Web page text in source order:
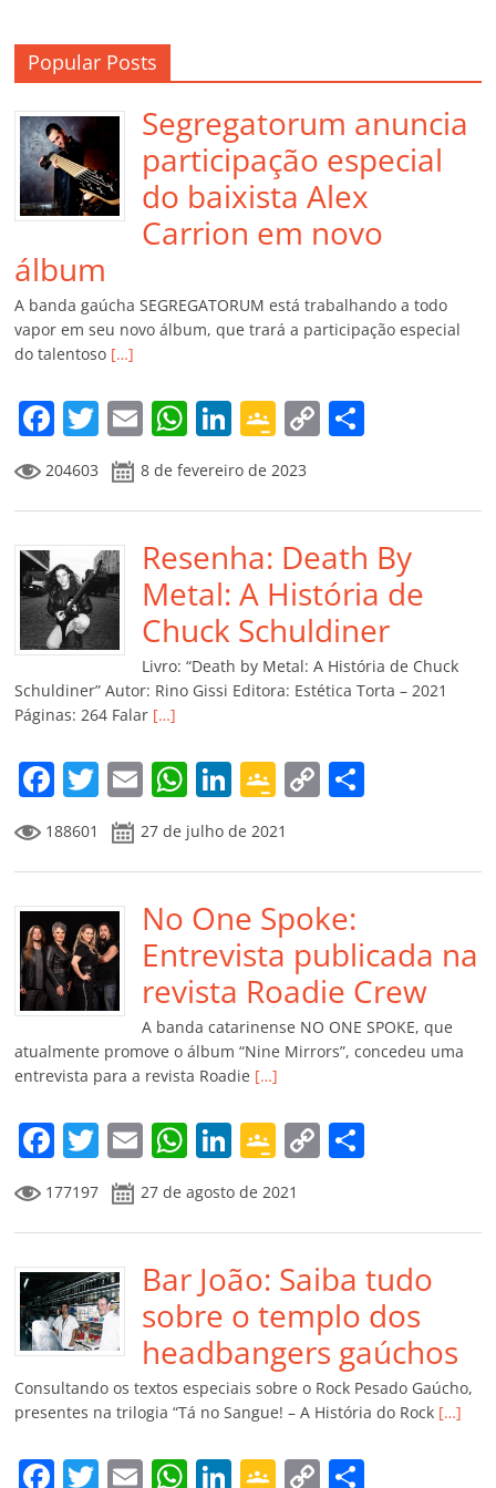
Popular Posts
Segregatorum anuncia
participação especial
do baixista Alex
Carrion em novo
álbum
A banda gaúcha SEGREGATORUM está trabalhando a todo
vapor em seu novo álbum, que trará a participação especial
do talentoso […]
F
a
c
e
b
o
o
k
T
w
itt
er
E
m
ai
l
W
at
s
A
p
p
Li
k
e
dI
n
G
o
o
gl
e
Cl
a
ss
ro
m
C
y
Li
n
k
p
ar
til
h
ar
204603 8 de fevereiro de 2023
Resenha: Death By
Metal: A História de
Chuck Schuldiner
Livro: “Death by Metal: A História de Chuck
Schuldiner” Autor: Rino Gissi Editora: Estética Torta – 2021
Páginas: 264 Falar […]
F
a
c
e
b
o
o
k
T
w
itt
er
E
m
ai
l
W
h
at
s
A
p
p
Li
n
k
e
dI
n
G
o
o
gl
e
Cl
a
ss
ro
o
m
C
y
Li
n
k
p
til
h
ar
188601 27 de julho de 2021
No One Spoke:
Entrevista publicada na
revista Roadie Crew
A banda catarinense NO ONE SPOKE, que
atualmente promove o álbum “Nine Mirrors”, concedeu uma
entrevista para a revista Roadie […]
F
a
c
e
b
o
o
k
T
w
itt
er
E
m
ai
l
W
at
s
A
p
p
Li
n
k
e
dI
n
G
o
o
gl
e
Cl
a
ss
ro
o
C
y
Li
n
k
p
ar
til
h
ar
177197 27 de agosto de 2021
Bar João: Saiba tudo
sobre o templo dos
headbangers gaúchos
Consultando os textos especiais sobre o Rock Pesado Gaúcho,
presentes na trilogia “Tá no Sangue! – A História do Rock […]
F T E W Li G C